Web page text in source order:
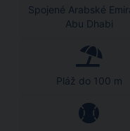
Spojené Arabské
Abu Dhabi
Pláž do 100 m